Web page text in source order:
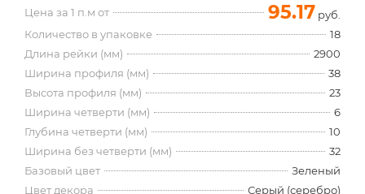
Цена за 1 п.м от 95.17 руб.
Количество в упаковке
18
Длина рейки (мм)
2900
Ширина профиля (мм)
38
Высота профиля (мм)
23
Ширина четверти (мм)
6
Глубина четверти (мм)
10
Ширина без четверти (мм)
32
Базовый цвет
Зеленый
Цвет декора
Серый (серебро)